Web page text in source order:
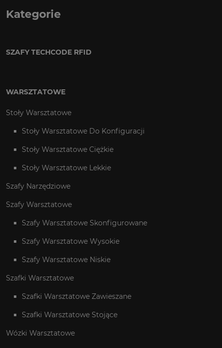
Kategorie
SZAFY TECHCODE RFID
WARSZTATOWE
Stoły Warsztatowe
Stoły Warsztatowe Do Konfiguracji
Stoły Warsztatowe Ciężkie
Stoły Warsztatowe Lekkie
Szafy Narzędziowe
Szafy Warsztatowe
Szafy Warsztatowe Skonfigurowane
Szafy Warsztatowe Wysokie
Szafy Warsztatowe Niskie
Szafki Warsztatowe
Szafki Warsztatowe Zawieszane
Szafki Warsztatowe Stojące
Wózki Warsztatowe